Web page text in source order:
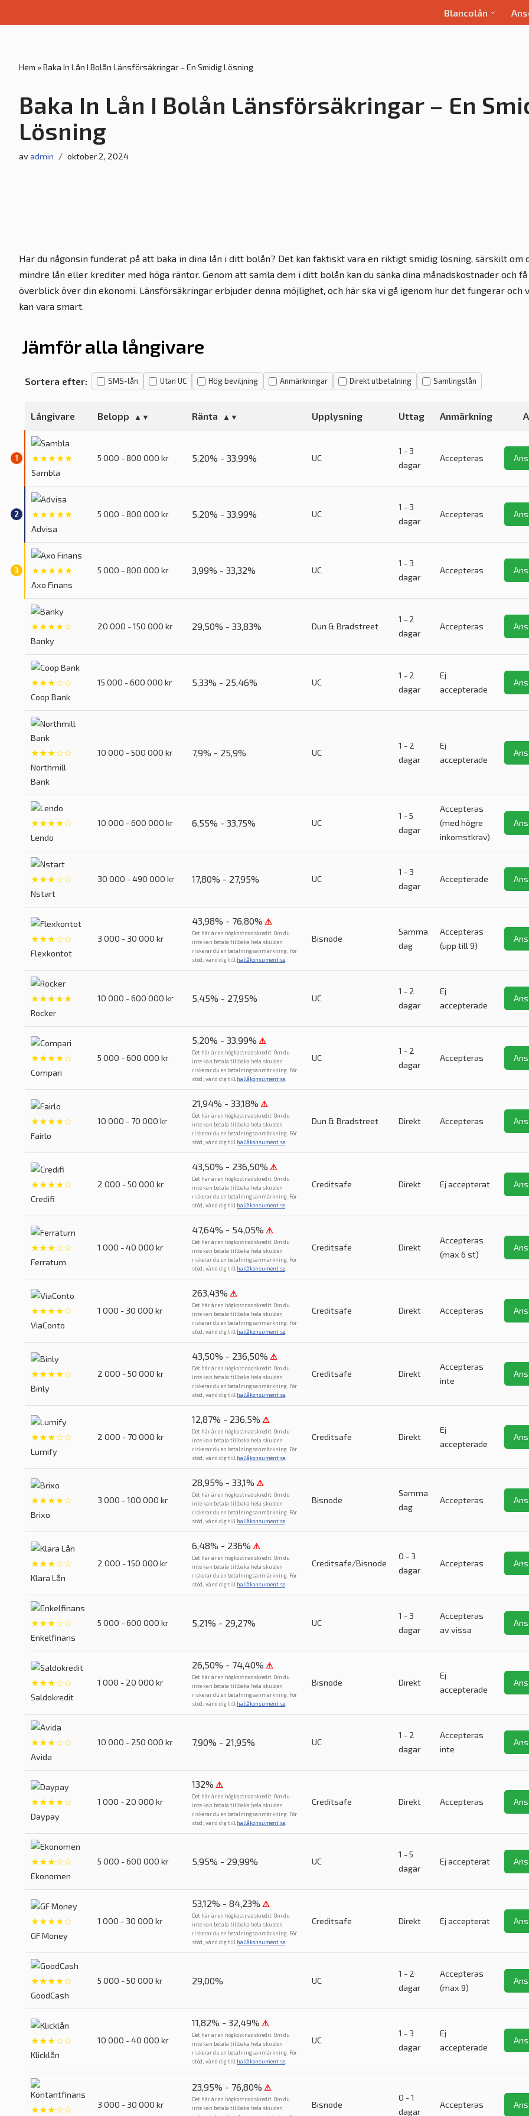
innehåll
Blancolån
Hem »Baka In Lån I Bolån Länsförsäkringar – En Smidig Lösning
Baka In Lån I Bolån Länsförsäkringar – En
Lösning
avadmin oktober 2, 2024
Har du någonsin funderat på att baka in dina lån i ditt bolån? Det kan faktiskt vara en riktigt smidig lösning, särskilt om
mindre lån eller krediter med höga räntor. Genom att samla dem i ditt bolån kan du sänka dina månadskostnader och
överblick över din ekonomi. Länsförsäkringar erbjuder denna möjlighet, och här ska vi gå igenom hur det fungerar och
kan vara smart.
Jämför alla långivare
Sortera efter: SMS-lån Utan UC Hög beviljning Anmärkningar Direkt utbetalning Samlingslån
Långivare Belopp Ränta Upplysning Uttag Anmärkning
★★★★★
Sambla
5 000 - 800 000 kr 5,20% - 33,99% UC
1 - 3
dagar
Accepteras
★★★★★
Advisa
5 000 - 800 000 kr 5,20% - 33,99% UC
1 - 3
dagar
Accepteras
★★★★★
Axo Finans
5 000 - 800 000 kr 3,99% - 33,32% UC
1 - 3
dagar
Accepteras
★★★★☆
Banky
20 000 - 150 000 kr 29,50% - 33,83% Dun & Bradstreet
1 - 2
dagar
Accepteras
★★★☆☆
Coop Bank
15 000 - 600 000 kr 5,33% - 25,46% UC
1 - 2
dagar
Ej
accepterade
★★★☆☆
Northmill
Bank
10 000 - 500 000 kr 7,9% - 25,9% UC
1 - 2
dagar
Ej
accepterade
★★★★☆
Lendo
10 000 - 600 000 kr 6,55% - 33,75% UC
1 - 5
dagar
Accepteras
(med högre
inkomstkrav)
★★★☆☆
Nstart
30 000 - 490 000 kr 17,80% - 27,95% UC
1 - 3
dagar
Accepterade
★★★☆☆
Flexkontot
3 000 - 30 000 kr
43,98% - 76,80% ⚠
Det här är en högkostnadskredit. Om du
inte kan betala tillbaka hela skulden
riskerar du en betalningsanmärkning. För
stöd, vänd dig till hallåkonsument.se
Bisnode
Samma
dag
Accepteras
(upp till 9)
★★★★★
Rocker
10 000 - 600 000 kr 5,45% - 27,95% UC
1 - 2
dagar
Ej
accepterade
★★★★☆
Compari
5 000 - 600 000 kr
5,20% - 33,99% ⚠
Det här är en högkostnadskredit. Om du
inte kan betala tillbaka hela skulden
riskerar du en betalningsanmärkning. För
stöd, vänd dig till hallåkonsument.se
UC
1 - 2
dagar
Accepteras
★★★★☆
Fairlo
10 000 - 70 000 kr
21,94% - 33,18% ⚠
Det här är en högkostnadskredit. Om du
inte kan betala tillbaka hela skulden
riskerar du en betalningsanmärkning. För
stöd, vänd dig till hallåkonsument.se
Dun & Bradstreet Direkt Accepteras
★★★★☆
Credifi
2 000 - 50 000 kr
43,50% - 236,50% ⚠
Det här är en högkostnadskredit. Om du
inte kan betala tillbaka hela skulden
riskerar du en betalningsanmärkning. För
stöd, vänd dig till hallåkonsument.se
Creditsafe Direkt Ej accepterat
★★★☆☆
Ferratum
1 000 - 40 000 kr
47,64% - 54,05% ⚠
Det här är en högkostnadskredit. Om du
inte kan betala tillbaka hela skulden
riskerar du en betalningsanmärkning. För
stöd, vänd dig till hallåkonsument.se
Creditsafe Direkt
Accepteras
(max 6 st)
★★★★☆
ViaConto
1 000 - 30 000 kr
263,43% ⚠
Det här är en högkostnadskredit. Om du
inte kan betala tillbaka hela skulden
riskerar du en betalningsanmärkning. För
stöd, vänd dig till hallåkonsument.se
Creditsafe Direkt Accepteras
★★★★☆
Binly
2 000 - 50 000 kr
43,50% - 236,50% ⚠
Det här är en högkostnadskredit. Om du
inte kan betala tillbaka hela skulden
riskerar du en betalningsanmärkning. För
stöd, vänd dig till hallåkonsument.se
Creditsafe Direkt
Accepteras
inte
★★★☆☆
Lumify
2 000 - 70 000 kr
12,87% - 236,5% ⚠
Det här är en högkostnadskredit. Om du
inte kan betala tillbaka hela skulden
riskerar du en betalningsanmärkning. För
stöd, vänd dig till hallåkonsument.se
Creditsafe Direkt
Ej
accepterade
★★★★☆
Brixo
3 000 - 100 000 kr
28,95% - 33,1% ⚠
Det här är en högkostnadskredit. Om du
inte kan betala tillbaka hela skulden
riskerar du en betalningsanmärkning. För
stöd, vänd dig till hallåkonsument.se
Bisnode
Samma
dag
Accepteras
★★★☆☆
Klara Lån
2 000 - 150 000 kr
6,48% - 236% ⚠
Det här är en högkostnadskredit. Om du
inte kan betala tillbaka hela skulden
riskerar du en betalningsanmärkning. För
stöd, vänd dig till hallåkonsument.se
Creditsafe/Bisnode
0 - 3
dagar
Accepteras
★★★☆☆
Enkelfinans
5 000 - 600 000 kr 5,21% - 29,27% UC
1 - 3
dagar
Accepteras
av vissa
★★★☆☆
Saldokredit
1 000 - 20 000 kr
26,50% - 74,40% ⚠
Det här är en högkostnadskredit. Om du
inte kan betala tillbaka hela skulden
riskerar du en betalningsanmärkning. För
stöd, vänd dig till hallåkonsument.se
Bisnode Direkt
Ej
accepterade
★★★☆☆
Avida
10 000 - 250 000 kr 7,90% - 21,95% UC
1 - 2
dagar
Accepteras
inte
★★★★☆
Daypay
1 000 - 20 000 kr
132% ⚠
Det här är en högkostnadskredit. Om du
inte kan betala tillbaka hela skulden
riskerar du en betalningsanmärkning. För
stöd, vänd dig till hallåkonsument.se
Creditsafe Direkt Accepteras
★★★☆☆
Ekonomen
5 000 - 600 000 kr 5,95% - 29,99% UC
1 - 5
dagar
Ej accepterat
★★★★☆
GF Money
1 000 - 30 000 kr
53,12% - 84,23% ⚠
Det här är en högkostnadskredit. Om du
inte kan betala tillbaka hela skulden
riskerar du en betalningsanmärkning. För
stöd, vänd dig till hallåkonsument.se
Creditsafe Direkt Ej accepterat
★★★★☆
GoodCash
5 000 - 50 000 kr 29,00% UC
1 - 2
dagar
Accepteras
(max 9)
★★★☆☆
Klicklån
10 000 - 40 000 kr
11,82% - 32,49% ⚠
Det här är en högkostnadskredit. Om du
inte kan betala tillbaka hela skulden
riskerar du en betalningsanmärkning. För
stöd, vänd dig till hallåkonsument.se
UC
1 - 3
dagar
Ej
accepterade
★★★☆☆ 3 000 - 30 000 kr
23,95% - 76,80% ⚠
Det här är en högkostnadskredit. Om du
inte kan betala tillbaka hela skulden
Bisnode
0 - 1
dagar
Accepteras